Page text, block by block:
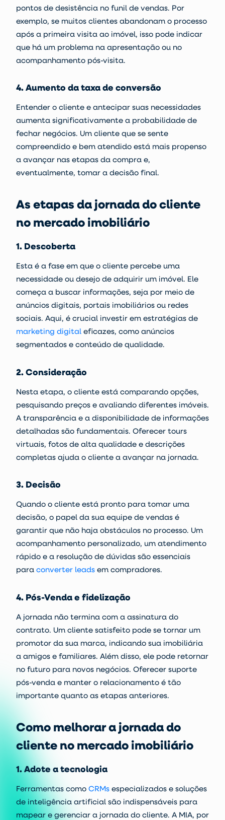
pontos de desistência no funil de vendas. Por
exemplo, se muitos clientes abandonam o processo
após a primeira visita ao imóvel, isso pode indicar
que há um problema na apresentação ou no
acompanhamento pós-visita.
4. Aumento da taxa de conversão
Entender o cliente e antecipar suas necessidades
aumenta significativamente a probabilidade de
fechar negócios. Um cliente que se sente
compreendido e bem atendido está mais propenso
a avançar nas etapas da compra e,
eventualmente, tomar a decisão final.
As etapas da jornada do cliente
no mercado imobiliário
1. Descoberta
Esta é a fase em que o cliente percebe uma
necessidade ou desejo de adquirir um imóvel. Ele
começa a buscar informações, seja por meio de
anúncios digitais, portais imobiliários ou redes
sociais. Aqui, é crucial investir em estratégias de
marketing digital eficazes, como anúncios
segmentados e conteúdo de qualidade.
2. Consideração
Nesta etapa, o cliente está comparando opções,
pesquisando preços e avaliando diferentes imóveis.
A transparência e a disponibilidade de informações
detalhadas são fundamentais. Oferecer tours
virtuais, fotos de alta qualidade e descrições
completas ajuda o cliente a avançar na jornada.
3. Decisão
Quando o cliente está pronto para tomar uma
decisão, o papel da sua equipe de vendas é
garantir que não haja obstáculos no processo. Um
acompanhamento personalizado, um atendimento
rápido e a resolução de dúvidas são essenciais
para converter leads em compradores.
4. Pós-Venda e fidelização
A jornada não termina com a assinatura do
contrato. Um cliente satisfeito pode se tornar um
promotor da sua marca, indicando sua imobiliária
a amigos e familiares. Além disso, ele pode retornar
no futuro para novos negócios. Oferecer suporte
pós-venda e manter o relacionamento é tão
importante quanto as etapas anteriores.
Como melhorar a jornada do
cliente no mercado imobiliário
1. Adote a tecnologia
Ferramentas como CRMs especializados e soluções
de inteligência artificial são indispensáveis para
mapear e gerenciar a jornada do cliente. A MIA, por